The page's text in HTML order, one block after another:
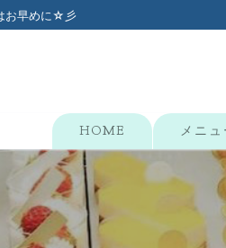
お早めに☆彡
HOME メニュ
検